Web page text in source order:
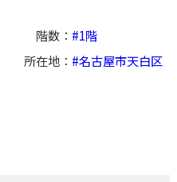
階数
1階
所在地
名古屋市天白区